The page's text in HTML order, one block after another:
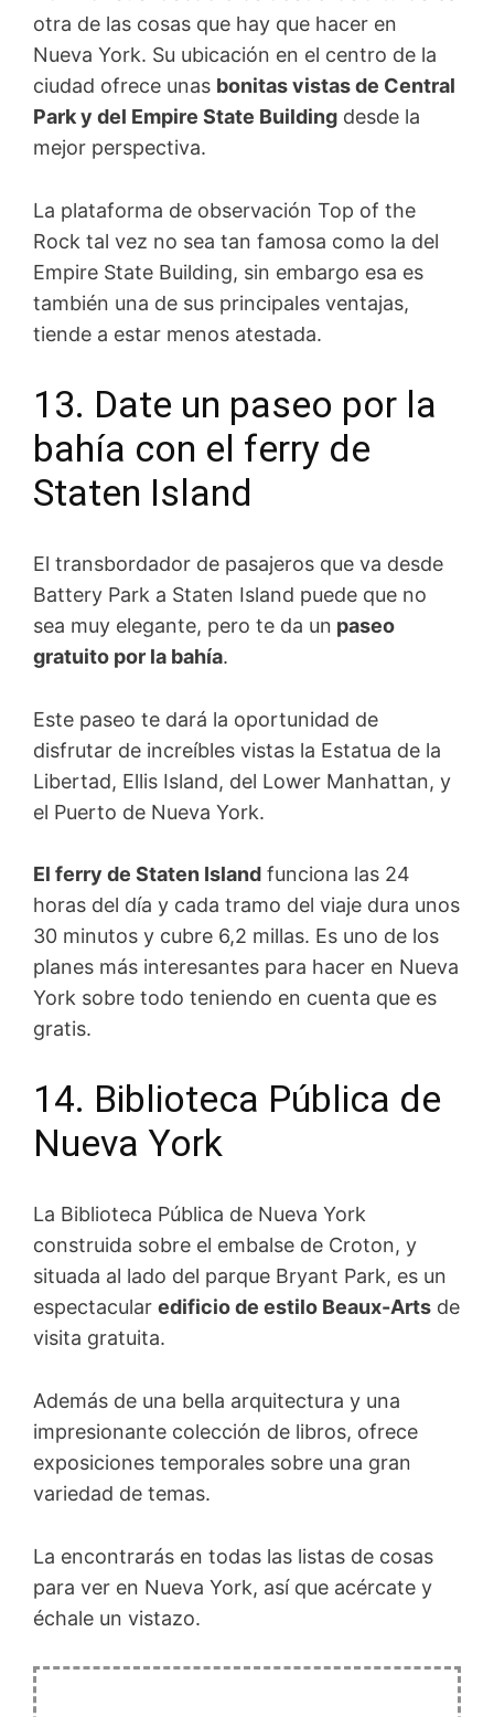
otra de las cosas que hay que hacer en
Nueva York. Su ubicación en el centro de la
ciudad ofrece unas bonitas vistas de Central
Park y del Empire State Building desde la
mejor perspectiva.
La plataforma de observación Top of the
Rock tal vez no sea tan famosa como la del
Empire State Building, sin embargo esa es
también una de sus principales ventajas,
tiende a estar menos atestada.
13. Date un paseo por la
bahía con el ferry de
Staten Island
El transbordador de pasajeros que va desde
Battery Park a Staten Island puede que no
sea muy elegante, pero te da un paseo
gratuito por la bahía.
Este paseo te dará la oportunidad de
disfrutar de increíbles vistas la Estatua de la
Libertad, Ellis Island, del Lower Manhattan, y
el Puerto de Nueva York.
El ferry de Staten Island funciona las 24
horas del día y cada tramo del viaje dura unos
30 minutos y cubre 6,2 millas. Es uno de los
planes más interesantes para hacer en Nueva
York sobre todo teniendo en cuenta que es
gratis.
14. Biblioteca Pública de
Nueva York
La Biblioteca Pública de Nueva York
construida sobre el embalse de Croton, y
situada al lado del parque Bryant Park, es un
espectacular edificio de estilo Beaux-Arts de
visita gratuita.
Además de una bella arquitectura y una
impresionante colección de libros, ofrece
exposiciones temporales sobre una gran
variedad de temas.
La encontrarás en todas las listas de cosas
para ver en Nueva York, así que acércate y
échale un vistazo.